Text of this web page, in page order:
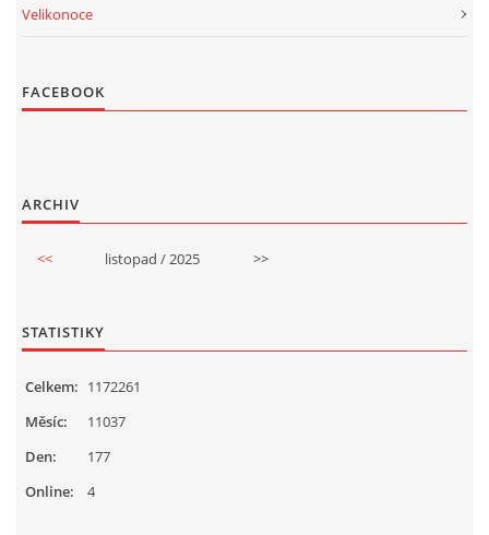
Velikonoce
FACEBOOK
ARCHIV
<< listopad / 2025 >>
STATISTIKY
Online: 4
Celkem: 1172261
Měsíc:
11037
Den:
177